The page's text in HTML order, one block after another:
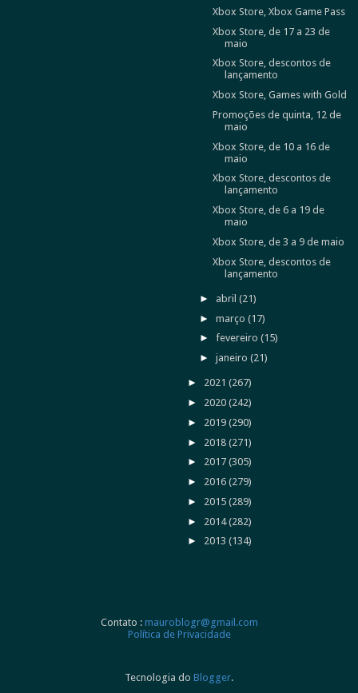
Xbox Store, Xbox Game Pass
Xbox Store, de 17 a 23 de
maio
Xbox Store, descontos de
lançamento
Xbox Store, Games with Gold
Promoções de quinta, 12 de
maio
Xbox Store, de 10 a 16 de
maio
Xbox Store, descontos de
lançamento
Xbox Store, de 6 a 19 de
maio
Xbox Store, de 3 a 9 de maio
Xbox Store, descontos de
lançamento
► abril(21)
►março(17)
►fevereiro(15)
►janeiro(21)
► 2021 (267)
► 2020 (242)
► 2019 (290)
► 2018 (271)
► 2017 (305)
► 2016 (279)
► 2015 (289)
► 2014(282)
► 2013 (134)
Contato : mauroblogr@gmail.com
Política de Privacidade
Tecnologia do Blogger.